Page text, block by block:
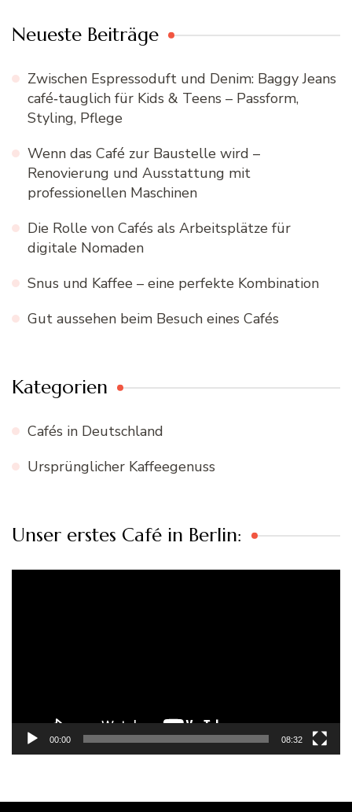
Neueste Beiträge
Zwischen Espressoduft und Denim: Baggy Jeans
café‑tauglich für Kids & Teens – Passform,
Styling, Pflege
Wenn das Café zur Baustelle wird –
Renovierung und Ausstattung mit
professionellen Maschinen
Die Rolle von Cafés als Arbeitsplätze für
digitale Nomaden
Snus und Kaffee – eine perfekte Kombination
Gut aussehen beim Besuch eines Cafés
Kategorien
Cafés in Deutschland
Ursprünglicher Kaffeegenuss
Unser erstes Café in Berlin:
00:00 08:32